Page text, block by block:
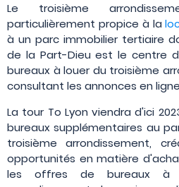
Le troisième
particulièrement propice à la
à un parc immobilier tertiaire
de la Part-Dieu est le centre
bureaux à louer du troisième
consultant les annonces en
La tour To Lyon viendra d'ici
bureaux supplémentaires au
troisième arrondissement,
opportunités en matière
les offres de bureaux à